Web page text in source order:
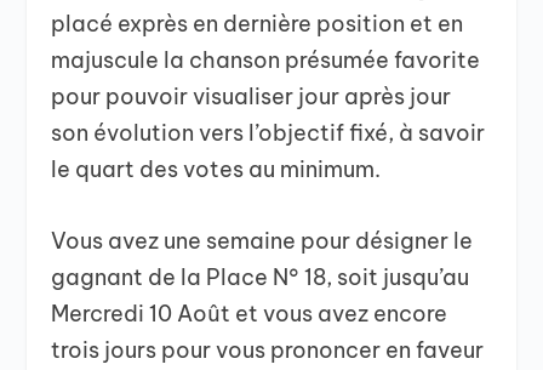
placé exprès en dernière position et en
majuscule la chanson présumée favorite
pour pouvoir visualiser jour après jour
son évolution vers l’objectif fixé, à savoir
le quart des votes au minimum.
Vous avez une semaine pour désigner le
gagnant de la Place N° 18, soit jusqu’au
Mercredi 10 Août et vous avez encore
trois jours pour vous prononcer en faveur